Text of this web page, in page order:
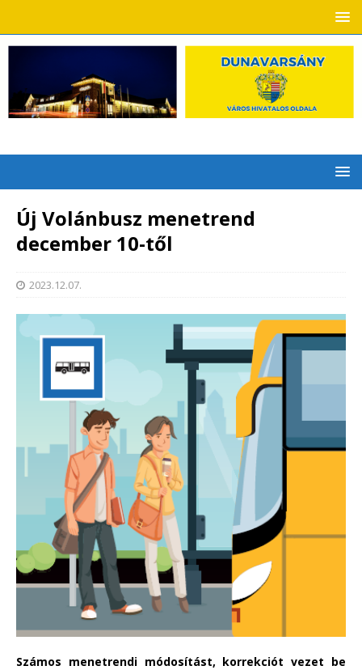
Új Volánbusz menetrend
december 10-től
2023.12.07.
Számos menetrendi módosítást, korrekciót vezet be